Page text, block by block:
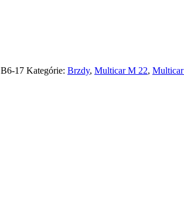
B6-17 Kategórie: Brzdy, Multicar M 22,